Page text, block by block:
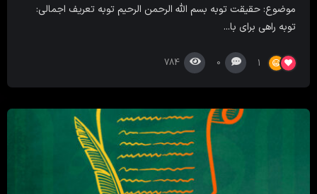
موضوع: حقیقت توبه بسم الله الرحمن الرحیم توبه تعریف اجمالی:
توبه راهی برای با...
1
0
784